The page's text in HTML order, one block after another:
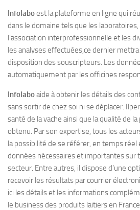
Infolaboest la plateforme en ligne qui
dans le domaine tels que les
l’association interprofessionnelle et les
les analyses effectuées,ce dernier
disposition des souscripteurs. Les
automatiquement par les officines
Infolaboaide à obtenir les détails des
sans sortir de chez soi ni se déplacer.
santé de la vache ainsi que la qualité de
obtenu. Par son expertise, tous les
la possibilité de se référer, en temps
données nécessaires et importantes sur
secteur. Entre autres, il dispose d’une
recevoir les résultats par courrier
ici les détails et les informations
le business des produits laitiers en